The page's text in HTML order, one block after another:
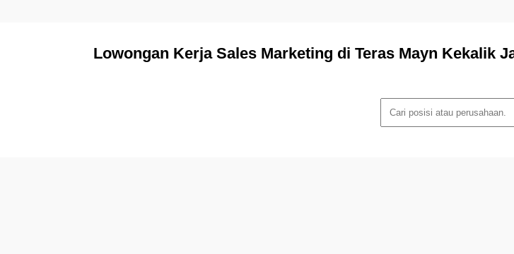
Lowongan Kerja Sales Marketing di Teras Mayn Kekalik